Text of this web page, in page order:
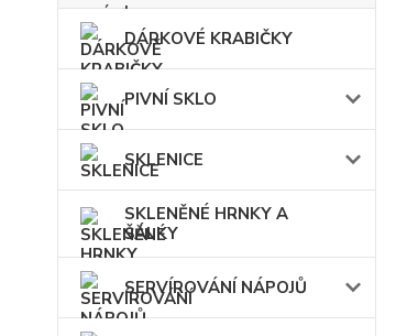
DÁRKOVÉ KRABIČKY
PIVNÍ SKLO
SKLENICE
SKLENĚNÉ HRNKY A
ŠÁLKY
SERVÍROVÁNÍ NÁPOJŮ